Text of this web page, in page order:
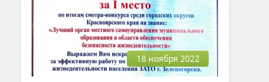
18 ноября 2022